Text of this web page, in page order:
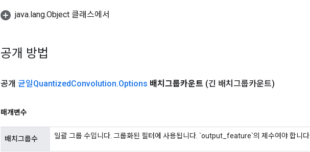
java.lang.Object 클래스에서
공개 방법
공개 균일QuantizedConvolution.Options 배치그룹카운트 (긴 배치그룹카운트)
매개변수
배치그룹수 일괄 그룹 수입니다. 그룹화된 필터에 사용됩니다. `output_feature`의 제수여야 합니다.